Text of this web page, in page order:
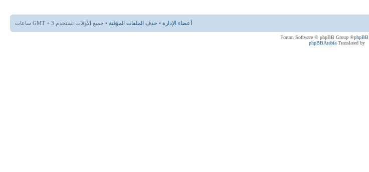
أعضاء الإدارة • حذف الملفات المؤقتة • جميع الأوقات تستخدم GMT + 3 ساعات
phpBB
® Forum Software © phpBB Group
Translated by
phpBBArabia